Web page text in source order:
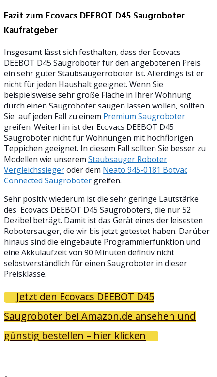
Fazit zum Ecovacs DEEBOT D45 Saugroboter
Kaufratgeber
Insgesamt lässt sich festhalten, dass der Ecovacs
DEEBOT D45 Saugroboter für den angebotenen Preis
ein sehr guter Staubsaugerroboter ist. Allerdings ist er
nicht für jeden Haushalt geeignet. Wenn Sie
beispielsweise sehr große Fläche in Ihrer Wohnung
durch einen Saugroboter saugen lassen wollen, sollten
Sie auf jeden Fall zu einem Premium Saugroboter
greifen. Weiterhin ist der Ecovacs DEEBOT D45
Saugroboter nicht für Wohnungen mit hochflorigen
Teppichen geeignet. In diesem Fall sollten Sie besser zu
Modellen wie unserem Staubsauger Roboter
Vergleichssiegeroder dem Neato 945-0181 Botvac
Connected Saugroboter greifen.
Sehr positiv wiederum ist die sehr geringe Lautstärke
des Ecovacs DEEBOT D45 Saugroboters, die nur 52
Dezibel beträgt. Damit ist das Gerät eines der leisesten
Robotersauger, die wir bis jetzt getestet haben. Darüber
hinaus sind die eingebaute Programmierfunktion und
eine Akkulaufzeit von 90 Minuten defintiv nicht
selbstverständlich für einen Saugroboter in dieser
Preisklasse.
Jetzt den Ecovacs DEEBOT D45
Saugroboter bei Amazon.de ansehen und
günstig bestellen – hier klicken